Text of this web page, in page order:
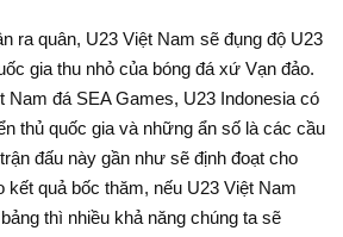
ra quân, U23 Việt Nam sẽ đụng độ U23
gia thu nhỏ của bóng đá xứ Vạn đảo.
Nam đá SEA Games, U23 Indonesia có
thủ quốc gia và những ẩn số là các cầu
đấu này gần như sẽ định đoạt cho
kết quả bốc thăm, nếu U23 Việt Nam
thì nhiều khả năng chúng ta sẽ